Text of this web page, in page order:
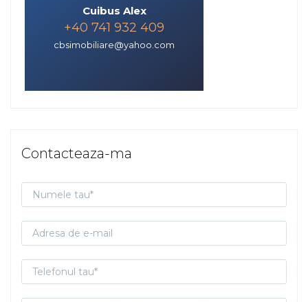
Cuibus Alex
+40 741 932 409
cbsimobiliare@yahoo.com
Contacteaza-ma